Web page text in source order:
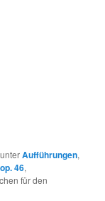
unterAufführungen,
46,
für den